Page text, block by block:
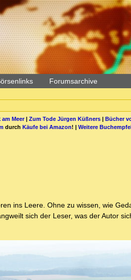
Forumsarchive
Meer| Zum Tode Jürgen Küßners| Bücher
durch Käufe bei Amazon! | Weitere
ins Leere. Ohne zu wissen, wie
sich der Leser, was der Autor